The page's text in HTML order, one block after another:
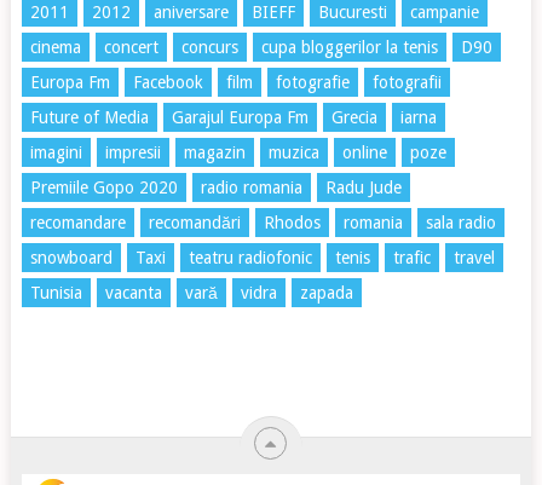
2011 2012 aniversare BIEFF Bucuresti
campanie
cinema
concert concurs cupa bloggerilor la tenis
D90
Europa Fm
Facebook film fotografie
fotografii
Future of Media
Garajul Europa Fm Grecia
iarna
imagini
impresii magazin muzica online
poze
Premiile Gopo 2020
radio romania
Radu Jude
recomandare
recomandări Rhodos romania
sala radio
snowboard
Taxi teatru radiofonic tenis trafic
travel
Tunisia
vacanta vară vidra zapada